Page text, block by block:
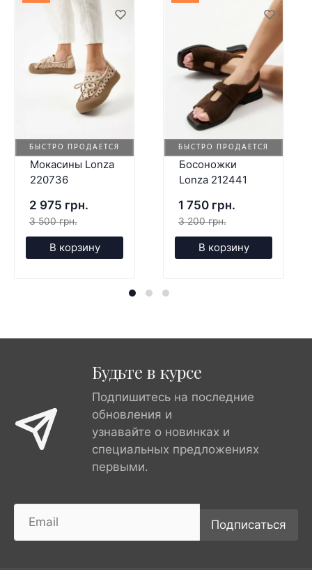
БЫСТРО ПРОДАЕТСЯ
Мокасины Lonza
220736
2 975 грн.
3 500 грн.
В корзину
БЫСТРО ПРОДАЕТСЯ
Босоножки
Lonza 212441
1 750 грн.
3 200 грн.
В корзину
Будьте в курсе
Подпишитесь на последние
обновления и
узнавайте о новинках и
специальных предложениях
первыми.
Подписаться